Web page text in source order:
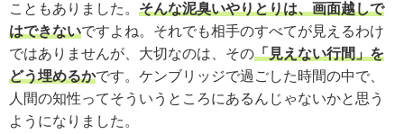
こともありました。 そんな泥臭いやりとりは、画面越しで
はできないですよね。それでも相手のすべてが見えるわけ
ではありませんが、大切なのは、その「見えない行間」を
どう埋めるかです。ケンブリッジで過ごした時間の中で、
人間の知性ってそういうところにあるんじゃないかと思う
ようになりました。